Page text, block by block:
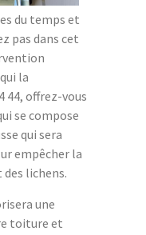
du temps et
pas dans cet
la
44, offrez-vous
se compose
qui sera
empêcher la
lichens.
une
toiture et